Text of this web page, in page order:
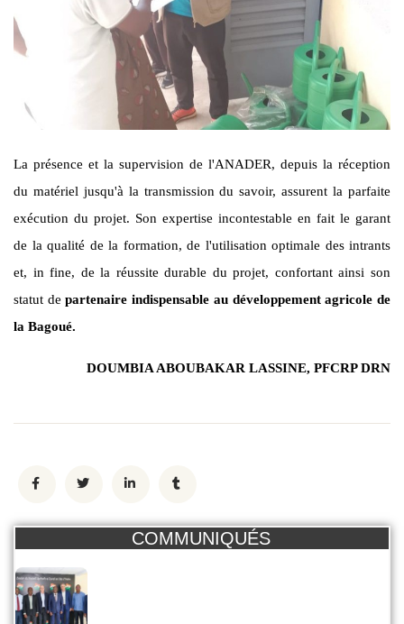
La présence et la supervision de l'ANADER, depuis la réception
du matériel jusqu'à la transmission du savoir, assurent la parfaite
exécution du projet. Son expertise incontestable en fait le garant
de la qualité de la formation, de l'utilisation optimale des intrants
et, in fine, de la réussite durable du projet, confortant ainsi son
statut departenaire indispensable au développement agricole de
la Bagoué.
DOUMBIA ABOUBAKAR LASSINE, PFCRP DRN
COMMUNIQUÉS